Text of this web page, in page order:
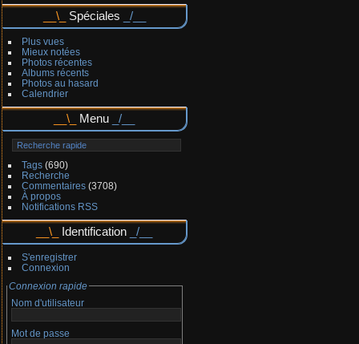
Spéciales
Plus vues
Mieux notées
Photos récentes
Albums récents
Photos au hasard
Calendrier
Menu
Tags(690)
Recherche
Commentaires(3708)
À propos
Notifications RSS
Identification
S'enregistrer
Connexion
Connexion rapide
Nom d'utilisateur
Mot de passe